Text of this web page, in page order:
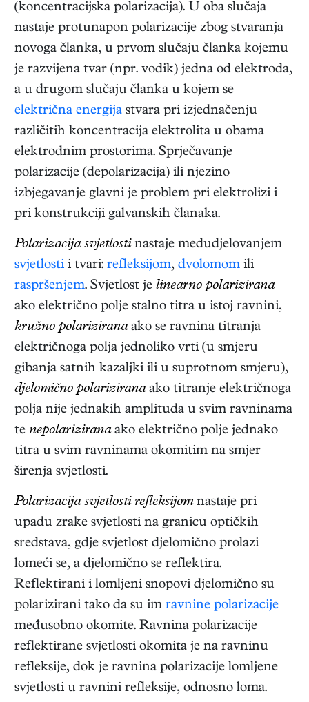
(koncentracijska polarizacija). U oba slučaja
nastaje protunapon polarizacije zbog stvaranja
novoga članka, u prvom slučaju članka kojemu
je razvijena tvar (npr. vodik) jedna od elektroda,
a u drugom slučaju članka u kojem se
električna energija stvara pri izjednačenju
različitih koncentracija elektrolita u obama
elektrodnim prostorima. Sprječavanje
polarizacije (depolarizacija) ili njezino
izbjegavanje glavni je problem pri elektrolizi i
pri konstrukciji galvanskih članaka.
Polarizacija svjetlostinastaje međudjelovanjem
svjetlosti i tvari: refleksijom, dvolomom ili
raspršenjem. Svjetlost je linearno polarizirana
ako električno polje stalno titra u istoj ravnini,
kružno polariziranaako se ravnina titranja
električnoga polja jednoliko vrti (u smjeru
gibanja satnih kazaljki ili u suprotnom smjeru),
djelomično polariziranaako titranje električnoga
polja nije jednakih amplituda u svim ravninama
te nepolariziranaako električno polje jednako
titra u svim ravninama okomitim na smjer
širenja svjetlosti.
Polarizacija svjetlosti refleksijomnastaje pri
upadu zrake svjetlosti na granicu optičkih
sredstava, gdje svjetlost djelomično prolazi
lomeći se, a djelomično se reflektira.
Reflektirani i lomljeni snopovi djelomično su
polarizirani tako da su im ravnine polarizacije
međusobno okomite. Ravnina polarizacije
reflektirane svjetlosti okomita je na ravninu
refleksije, dok je ravnina polarizacije lomljene
svjetlosti u ravnini refleksije, odnosno loma.